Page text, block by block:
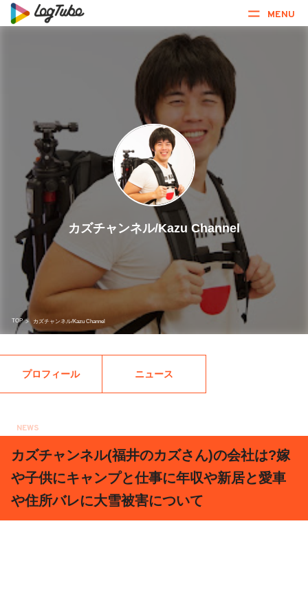
MENU
カズチャンネル/Kazu Channel
TOP > カズチャンネル/Kazu Channel
プロフィール ニュース
NEWS
カズチャンネル(福井のカズさん)の会社は?嫁
や子供にキャンプと仕事に年収や新居と愛車
や住所バレに大雪被害について